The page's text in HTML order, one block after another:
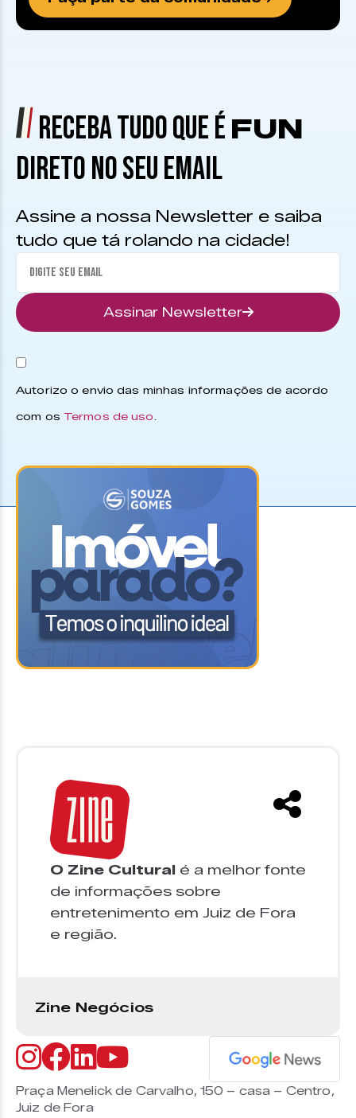
RECEBA TUDO QUE É FUN
DIRETO NO SEU EMAIL
Assine a nossa Newsletter e saiba
tudo que tá rolando na cidade!
Assinar Newsletter
Autorizo o envio das minhas informações de acordo
com os Termos de uso
O Zine Cultural é a melhor fonte
de informações sobre
entretenimento em Juiz de Fora
e região.
Zine Negócios
Praça Menelick de Carvalho, 150 – casa – Centro,
Juiz de Fora